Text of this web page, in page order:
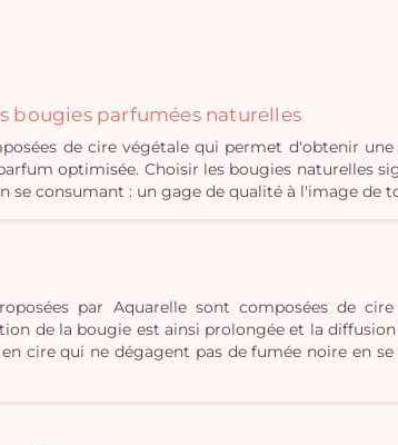
bougies parfumées naturelles
de cire végétale qui permet d'obtenir
optimisée. Choisir les bougies naturelles
se consumant : un gage de qualité à l'image de
par Aquarelle sont composées de
de la bougie est ainsi prolongée et la
cire qui ne dégagent pas de fumée noire en